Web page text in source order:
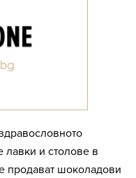
и столове в
продават шоколадови